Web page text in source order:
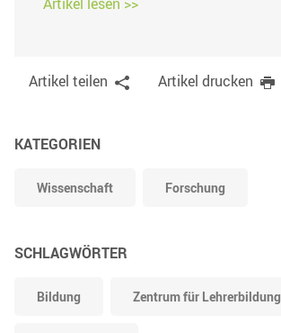
Artikel teilen Artikel drucken
KATEGORIEN
Wissenschaft Forschung
SCHLAGWÖRTER
Bildung Zentrum für Lehrerbildung